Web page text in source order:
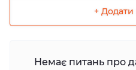
+
Немає питань про